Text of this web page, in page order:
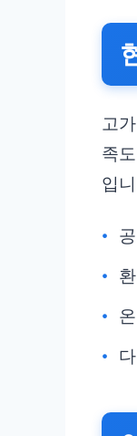
고
족
입